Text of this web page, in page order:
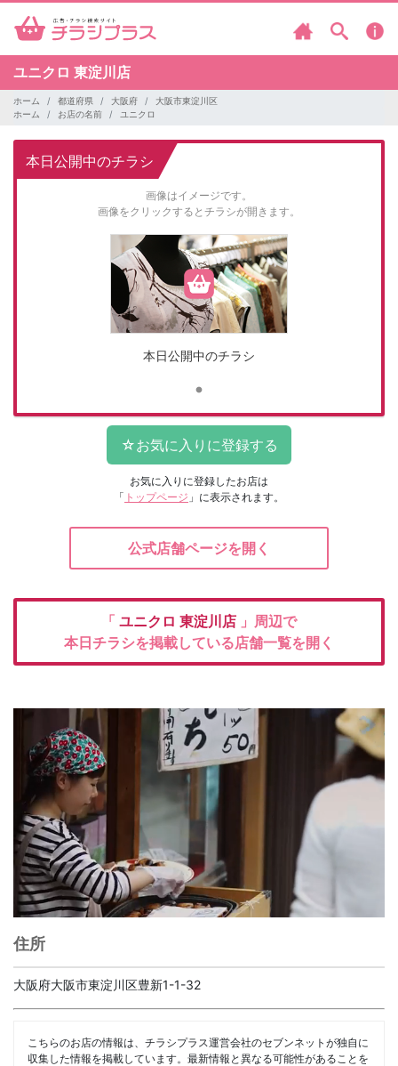
ユニクロ 東淀川店
ホーム 都道府県 大阪府
大阪市東淀川区
ホーム
お店の名前 ユニクロ
本日公開中のチラシ
画像はイメージです。
画像をクリックするとチラシが開きます。
本日公開中のチラシ
お気に入りに登録したお店は
「 トップページ 」に表示されます。
公式店舗ページを開く
「 ユニクロ 東淀川店 」周辺で
本日チラシを掲載している店舗一覧を開く
住所
大阪府大阪市東淀川区豊新1-1-32
こちらのお店の情報は、チラシプラス運営会社のセブンネットが独自に
収集した情報を掲載しています。最新情報と異なる可能性があることを